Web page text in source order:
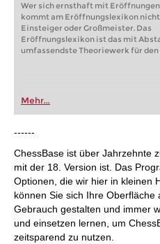
Wer sich ernsthaft mit
kommt am Eröffnungslexikon
Einsteiger oder Großmeister. Das
Eröffnungslexikon ist das mit
umfassendste Theoriewerk für
Mehr...
------
ChessBase ist über Jahrzehnte
mit der 18. Version ist. Das
Optionen, die wir hier in kleinen
können Sie sich Ihre
Gebrauch gestalten und immer
und einsetzen lernen, um
zeitsparend zu nutzen.